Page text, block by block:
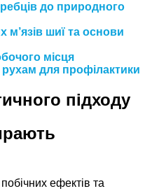
до природного
м’язів шиї та основи
місця
для профілактики
підходу
ефектів та